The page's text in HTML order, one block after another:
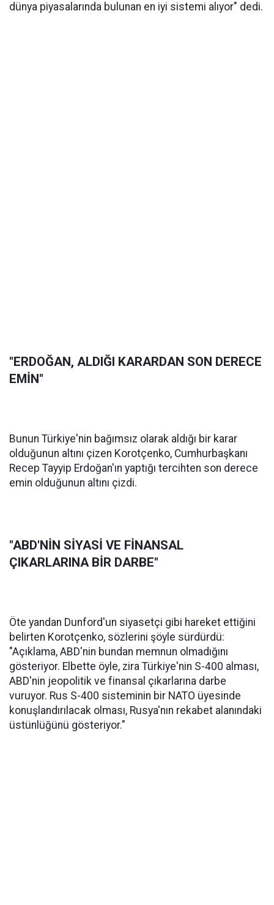
dünya piyasalarında bulunan en iyi sistemi alıyor" dedi.
"ERDOĞAN, ALDIĞI KARARDAN SON DERECE
EMİN"
Bunun Türkiye'nin bağımsız olarak aldığı bir karar
olduğunun altını çizen Korotçenko, Cumhurbaşkanı
Recep Tayyip Erdoğan'ın yaptığı tercihten son derece
emin olduğunun altını çizdi.
"ABD'NİN SİYASİ VE FİNANSAL
ÇIKARLARINA BİR DARBE"
Öte yandan Dunford'un siyasetçi gibi hareket ettiğini
belirten Korotçenko, sözlerini şöyle sürdürdü:
"Açıklama, ABD'nin bundan memnun olmadığını
gösteriyor. Elbette öyle, zira Türkiye'nin S-400 alması,
ABD'nin jeopolitik ve finansal çıkarlarına darbe
vuruyor. Rus S-400 sisteminin bir NATO üyesinde
konuşlandırılacak olması, Rusya'nın rekabet alanındaki
üstünlüğünü gösteriyor."